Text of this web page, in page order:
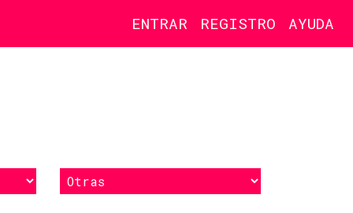
ENTRAR REGISTRO AYUDA